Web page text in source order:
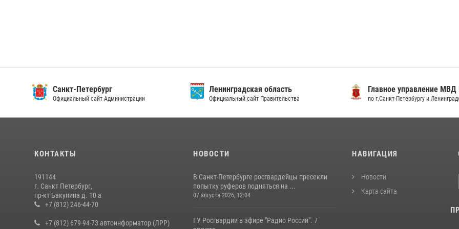
Санкт-Петербург
Официальный сайт Администрации
Ленинградская область
Официальный сайт Правительства
Главное управление МВД
по г.Санкт-Петербургу и
КОНТАКТЫ
191144
г. Санкт Петербург,
пр-кт Бакунина д. 10 а
+7 (812) 246-44-70
+7 (812) 679-94-73 автоинформатор (ЛРР)
НОВОСТИ
В Санкт-Петербурге росгвардейцы пресекли
попытку руферов подняться на ...
07 августа 2026, 12:04
ГУ Росгвардии в эфире "Радио России". 7
НАВИГАЦИЯ
Новости
Карта сайта